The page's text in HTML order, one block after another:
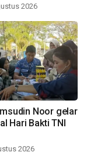
2026
Noor gelar
Hari Bakti TNI
2026